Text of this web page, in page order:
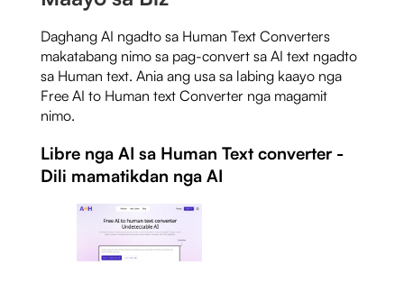
Daghang AI ngadto sa Human Text Converters
makatabang nimo sa pag-convert sa AI text ngadto
sa Human text. Ania ang usa sa labing kaayo nga
Free AI to Human text Converter nga magamit
nimo.
Libre nga AI sa Human Text converter -
Dili mamatikdan nga AI